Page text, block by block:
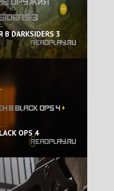
DARKSIDERS 3
OPS 4